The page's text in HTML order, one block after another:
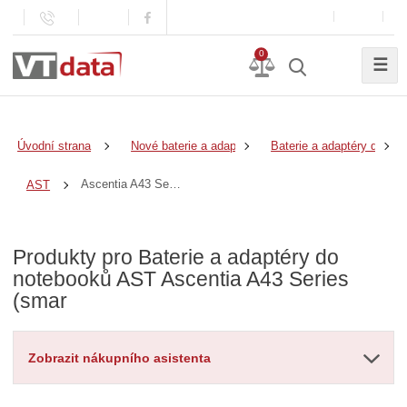
0
☰
Úvodní strana Nové baterie a adaptéry Baterie a adaptéry do
AST Ascentia A43 Series (smar
Produkty pro Baterie a adaptéry do
notebooků AST Ascentia A43 Series
(smar
Zobrazit nákupního asistenta